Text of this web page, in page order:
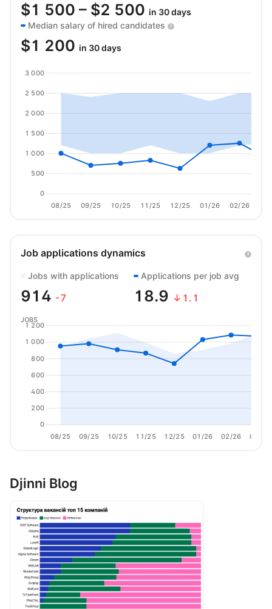
$1 500 – $2 500 in 30 days
Median salary of hired candidates
$1 200 in 30 days
08/25 09/25 10/25 11/25 12/25 01/26 02/26
0
500
1 000
1 500
2 000
2 500
3 000
Job applications dynamics
Jobs with applications
914 -7
Applications per job avg
18.9 ↓1.1
08/25 09/25 10/25 11/25 12/25 01/26 02/26 03/26
0
200
400
600
800
1 000
1 200
JOBS
Djinni Blog